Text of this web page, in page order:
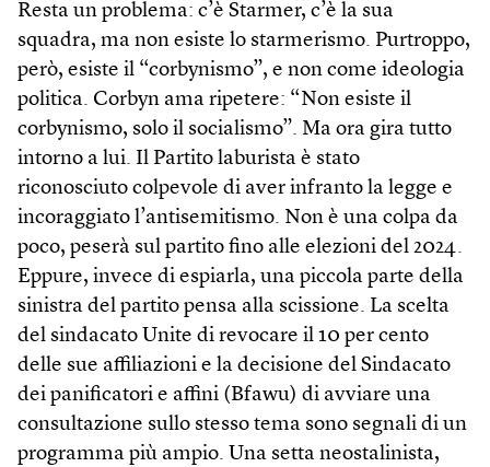
Resta un problema: c’è Starmer, c’è la sua
squadra, ma non esiste lo starmerismo. Purtroppo,
però, esiste il “corbynismo”, e non come ideologia
politica. Corbyn ama ripetere: “Non esiste il
corbynismo, solo il socialismo”. Ma ora gira tutto
intorno a lui. Il Partito laburista è stato
riconosciuto colpevole di aver infranto la legge e
incoraggiato l’antisemitismo. Non è una colpa da
poco, peserà sul partito fino alle elezioni del 2024.
Eppure, invece di espiarla, una piccola parte della
sinistra del partito pensa alla scissione. La scelta
del sindacato Unite di revocare il 10 per cento
delle sue affiliazioni e la decisione del Sindacato
dei panificatori e affini (Bfawu) di avviare una
consultazione sullo stesso tema sono segnali di un
programma più ampio. Una setta neostalinista,